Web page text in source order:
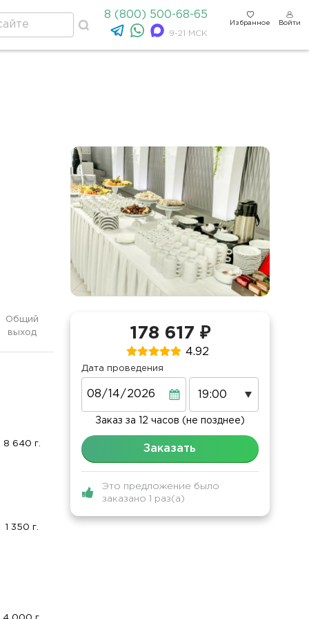
8 (800) 500-68-65
9-21 МСК
Избранное Войти
Общий
выход
8 640 г.
1 350 г.
178 617 ₽
4.92
Дата проведения
Заказ за 12 часов (не позднее)
Заказать
Это предложение было
заказано 1 раз(а)